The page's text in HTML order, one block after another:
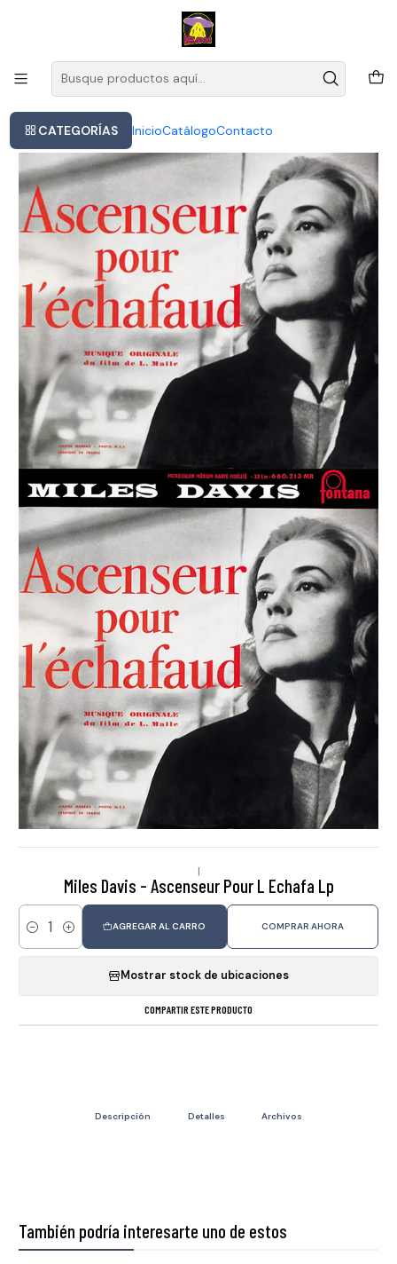
CATEGORÍAS InicioCatálogoContacto
Este es el texto del slide
|
Miles Davis - Ascenseur Pour L Echafa Lp
Cantidad
AGREGAR AL CARRO COMPRAR AHORA
Mostrar stock de ubicaciones
COMPARTIR ESTE PRODUCTO
Descripción Detalles Archivos
También podría interesarte uno de estos